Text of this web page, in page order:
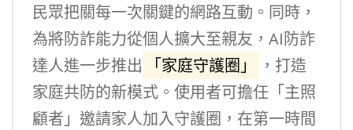
民眾把關每一次關鍵的網路互動。同時，
為將防詐能力從個人擴大至親友，AI防詐
達人進一步推出
「家庭守護圈」
，打造
家庭共防的新模式。使用者可擔任「主照
顧者」邀請家人加入守護圈，在第一時間